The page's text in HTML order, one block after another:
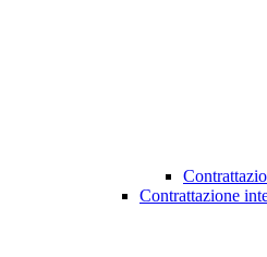
Contrattazione